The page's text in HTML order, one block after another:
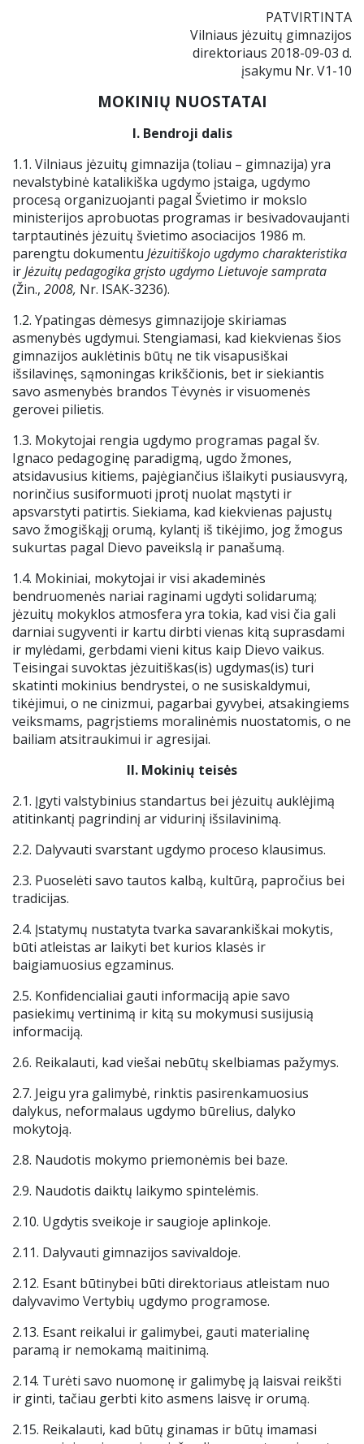
Kontaktai
Nuoma
VJG choras „Krantas“
Elektroninis dienynas
Pamokų keitimai
UP kalendorius
Ugdymo plano aprašas
Mokinių nuostatai
Uniforma
Mokinio pažymėjimas
Atlyginimas už ugdymą
.
PATVIRTINTA
Vilniaus jėzuitų gimnazijos
direktoriaus 2018-09-03 d.
įsakymu Nr. V1-10
MOKINIŲ NUOSTATAI
I. Bendroji dalis
1.1. Vilniaus jėzuitų gimnazija (toliau – gimnazija) yra
nevalstybinė katalikiška ugdymo įstaiga, ugdymo
procesą organizuojanti pagal Švietimo ir mokslo
ministerijos aprobuotas programas ir besivadovaujanti
tarptautinės jėzuitų švietimo asociacijos 1986 m.
parengtu dokumentu Jėzuitiškojo ugdymo charakteristika
irJėzuitų pedagogika grįsto ugdymo Lietuvoje samprata
(Žin., 2008, Nr. ISAK-3236).
1.2. Ypatingas dėmesys gimnazijoje skiriamas
asmenybės ugdymui. Stengiamasi, kad kiekvienas šios
gimnazijos auklėtinis būtų ne tik visapusiškai
išsilavinęs, sąmoningas krikščionis, bet ir siekiantis
savo asmenybės brandos Tėvynės ir visuomenės
gerovei pilietis.
1.3. Mokytojai rengia ugdymo programas pagal šv.
Ignaco pedagoginę paradigmą, ugdo žmones,
atsidavusius kitiems, pajėgiančius išlaikyti pusiausvyrą,
norinčius susiformuoti įprotį nuolat mąstyti ir
apsvarstyti patirtis. Siekiama, kad kiekvienas pajustų
savo žmogiškąjį orumą, kylantį iš tikėjimo, jog žmogus
sukurtas pagal Dievo paveikslą ir panašumą.
1.4. Mokiniai, mokytojai ir visi akademinės
bendruomenės nariai raginami ugdyti solidarumą;
jėzuitų mokyklos atmosfera yra tokia, kad visi čia gali
darniai sugyventi ir kartu dirbti vienas kitą suprasdami
ir mylėdami, gerbdami vieni kitus kaip Dievo vaikus.
Teisingai suvoktas jėzuitiškas(is) ugdymas(is) turi
skatinti mokinius bendrystei, o ne susiskaldymui,
tikėjimui, o ne cinizmui, pagarbai gyvybei, atsakingiems
veiksmams, pagrįstiems moralinėmis nuostatomis, o ne
bailiam atsitraukimui ir agresijai.
II. Mokinių teisės
2.1. Įgyti valstybinius standartus bei jėzuitų auklėjimą
atitinkantį pagrindinį ar vidurinį išsilavinimą.
2.2. Dalyvauti svarstant ugdymo proceso klausimus.
2.3. Puoselėti savo tautos kalbą, kultūrą, papročius bei
tradicijas.
2.4. Įstatymų nustatyta tvarka savarankiškai mokytis,
būti atleistas ar laikyti bet kurios klasės ir
baigiamuosius egzaminus.
2.5. Konfidencialiai gauti informaciją apie savo
pasiekimų vertinimą ir kitą su mokymusi susijusią
informaciją.
2.6. Reikalauti, kad viešai nebūtų skelbiamas pažymys.
2.7. Jeigu yra galimybė, rinktis pasirenkamuosius
dalykus, neformalaus ugdymo būrelius, dalyko
mokytoją.
2.8. Naudotis mokymo priemonėmis bei baze.
2.9. Naudotis daiktų laikymo spintelėmis.
2.10. Ugdytis sveikoje ir saugioje aplinkoje.
2.11. Dalyvauti gimnazijos savivaldoje.
2.12. Esant būtinybei būti direktoriaus atleistam nuo
dalyvavimo Vertybių ugdymo programose.
2.13. Esant reikalui ir galimybei, gauti materialinę
paramą ir nemokamą maitinimą.
2.14. Turėti savo nuomonę ir galimybę ją laisvai reikšti
ir ginti, tačiau gerbti kito asmens laisvę ir orumą.
2.15. Reikalauti, kad būtų ginamas ir būtų imamasi